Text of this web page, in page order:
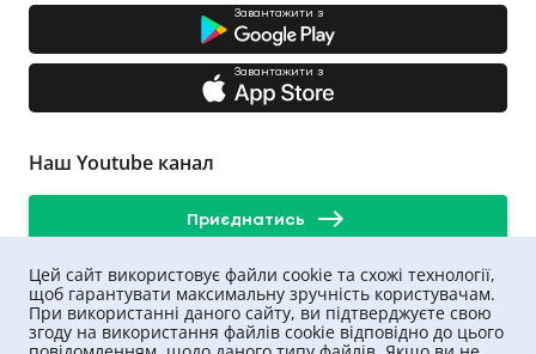
Завантажити з
Завантажити з
Наш Youtube канал
Приєднатись
Цей сайт використовує файли cookie та схожі технології,
щоб гарантувати максимальну зручність користувачам.
При використанні даного сайту, ви підтверджуєте свою
згоду на використання файлів cookie відповідно до цього